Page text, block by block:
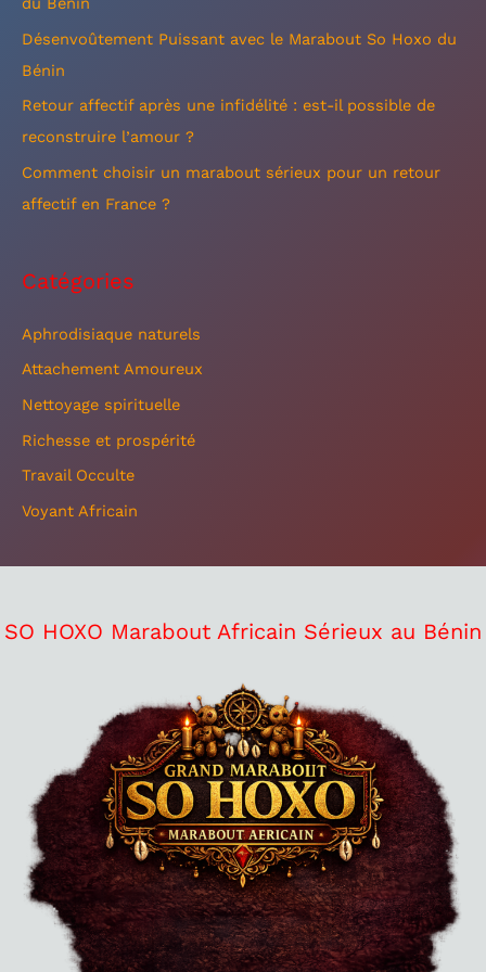
:
Désenvoûtement Puissant avec le Marabout So Hoxo du
Bénin
Retour affectif après une infidélité : est-il possible de
reconstruire l’amour ?
Comment choisir un marabout sérieux pour un retour
affectif en France ?
Catégories
Aphrodisiaque naturels
Attachement Amoureux
Nettoyage spirituelle
Richesse et prospérité
Travail Occulte
Voyant Africain
SO HOXO Marabout Africain Sérieux au Bénin